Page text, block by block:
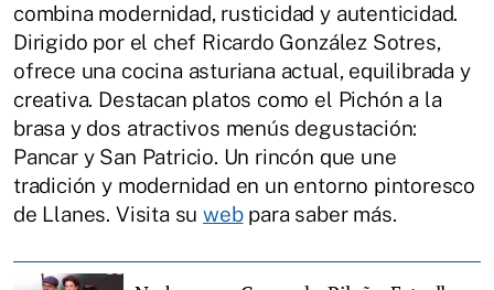
combina modernidad, rusticidad y autenticidad.
Dirigido por el chef Ricardo González Sotres,
ofrece una cocina asturiana actual, equilibrada y
creativa. Destacan platos como el Pichón a la
brasa y dos atractivos menús degustación:
Pancar y San Patricio. Un rincón que une
tradición y modernidad en un entorno pintoresco
de Llanes. Visita suwebpara saber más.